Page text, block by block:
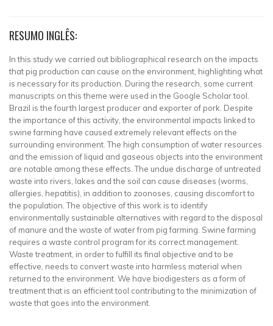
RESUMO INGLÊS:
In this study we carried out bibliographical research on the impacts
that pig production can cause on the environment, highlighting what
is necessary for its production. During the research, some current
manuscripts on this theme were used in the Google Scholar tool.
Brazil is the fourth largest producer and exporter of pork. Despite
the importance of this activity, the environmental impacts linked to
swine farming have caused extremely relevant effects on the
surrounding environment. The high consumption of water resources
and the emission of liquid and gaseous objects into the environment
are notable among these effects. The undue discharge of untreated
waste into rivers, lakes and the soil can cause diseases (worms,
allergies, hepatitis), in addition to zoonoses, causing discomfort to
the population. The objective of this work is to identify
environmentally sustainable alternatives with regard to the disposal
of manure and the waste of water from pig farming. Swine farming
requires a waste control program for its correct management.
Waste treatment, in order to fulfill its final objective and to be
effective, needs to convert waste into harmless material when
returned to the environment. We have biodigesters as a form of
treatment that is an efficient tool contributing to the minimization of
waste that goes into the environment.